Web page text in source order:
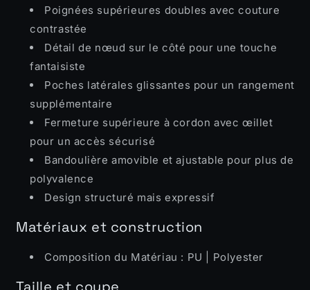
Poignées supérieures doubles avec couture
contrastée
Détail de nœud sur le côté pour une touche
fantaisiste
Poches latérales glissantes pour un rangement
supplémentaire
Fermeture supérieure à cordon avec œillet
pour un accès sécurisé
Bandoulière amovible et ajustable pour plus de
polyvalence
Design structuré mais expressif
Matériaux et construction
Composition du Matériau : PU | Polyester